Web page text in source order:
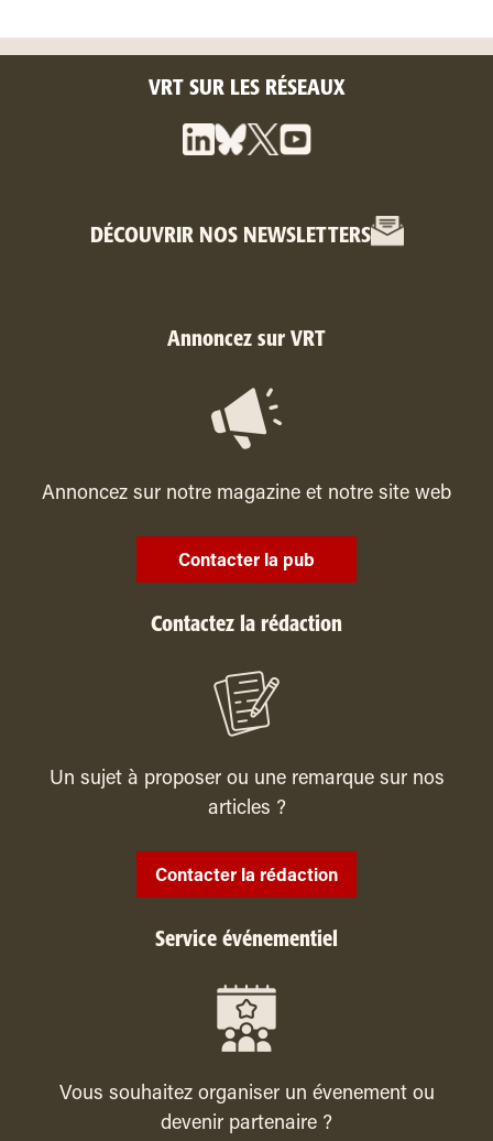
VRT SUR LES RÉSEAUX
DÉCOUVRIR NOS NEWSLETTERS
Annoncez sur VRT
Annoncez sur notre magazine et notre site web
Contacter la pub
Contactez la rédaction
Un sujet à proposer ou une remarque sur nos
articles ?
Contacter la rédaction
Service événementiel
Vous souhaitez organiser un évenement ou
devenir partenaire ?